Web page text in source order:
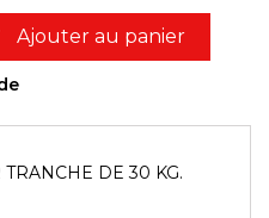
Ajouter au panier
DE 30 KG.